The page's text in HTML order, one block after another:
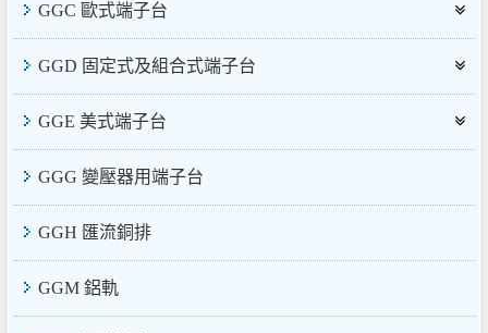
GGC 歐式端子台
GGD 固定式及組合式端子台
GGE 美式端子台
GGG 變壓器用端子台
GGH 匯流銅排
GGM 鋁軌